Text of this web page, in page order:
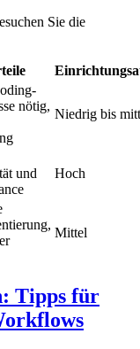
Sie die
nötig,
Niedrig bis
und
Hoch
Mittel
Tipps für